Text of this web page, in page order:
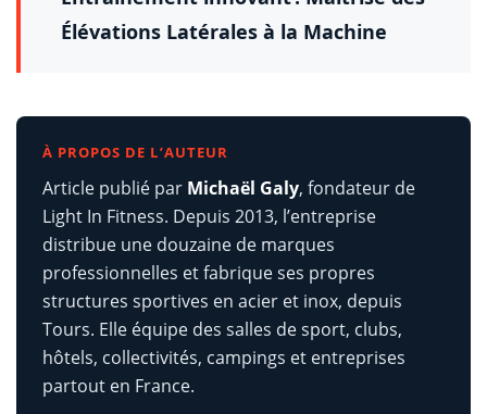
Élévations Latérales à la Machine
À PROPOS DE L’AUTEUR
Article publié par Michaël Galy, fondateur de
Light In Fitness. Depuis 2013, l’entreprise
distribue une douzaine de marques
professionnelles et fabrique ses propres
structures sportives en acier et inox, depuis
Tours. Elle équipe des salles de sport, clubs,
hôtels, collectivités, campings et entreprises
partout en France.